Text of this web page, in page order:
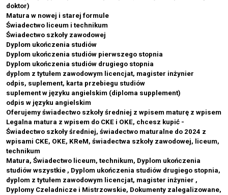
doktor)
Matura w nowej i starej formule
Świadectwo liceum i technikum
Świadectwo szkoły zawodowej
Dyplom ukończenia studiów
Dyplom ukończenia studiów pierwszego stopnia
Dyplom ukończenia studiów drugiego stopnia
dyplom z tytułem zawodowym licencjat, magister inżynier
odpis, suplement, karta przebiegu studiów
suplement w języku angielskim (diploma supplement)
odpis w języku angielskim
Oferujemy świadectwo szkoły średniej z wpisem maturę z wpisem
Legalna matura z wpisem do CKE i OKE, chcesz kupić -
Świadectwo szkoły średniej, świadectwo maturalne do 2024 z
wpisami CKE, OKE, KReM, świadectwa szkoły zawodowej, liceum,
technikum
Matura, Świadectwo liceum, technikum, Dyplom ukończenia
studiów wszystkie , Dyplom ukończenia studiów drugiego stopnia,
dyplom z tytułem zawodowym licencjat, magister inżynier ,
Dyplomy Czeladnicze i Mistrzowskie, Dokumenty zalegalizowane,